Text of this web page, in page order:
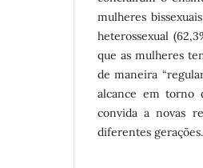
mulheres
heterossexual
que as mulheres
de maneira
alcance em torno
convida a novas
diferentes gerações.